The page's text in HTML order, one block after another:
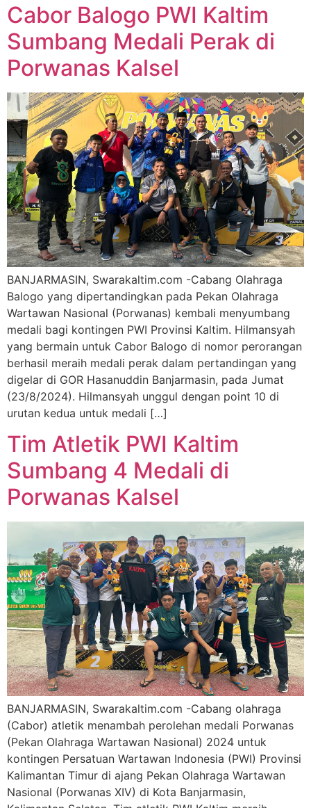
Cabor Balogo PWI Kaltim
Sumbang Medali Perak di
Porwanas Kalsel
BANJARMASIN, Swarakaltim.com -Cabang Olahraga
Balogo yang dipertandingkan pada Pekan Olahraga
Wartawan Nasional (Porwanas) kembali menyumbang
medali bagi kontingen PWI Provinsi Kaltim. Hilmansyah
yang bermain untuk Cabor Balogo di nomor perorangan
berhasil meraih medali perak dalam pertandingan yang
digelar di GOR Hasanuddin Banjarmasin, pada Jumat
(23/8/2024). Hilmansyah unggul dengan point 10 di
urutan kedua untuk medali […]
Tim Atletik PWI Kaltim
Sumbang 4 Medali di
Porwanas Kalsel
BANJARMASIN, Swarakaltim.com -Cabang olahraga
(Cabor) atletik menambah perolehan medali Porwanas
(Pekan Olahraga Wartawan Nasional) 2024 untuk
kontingen Persatuan Wartawan Indonesia (PWI) Provinsi
Kalimantan Timur di ajang Pekan Olahraga Wartawan
Nasional (Porwanas XIV) di Kota Banjarmasin,